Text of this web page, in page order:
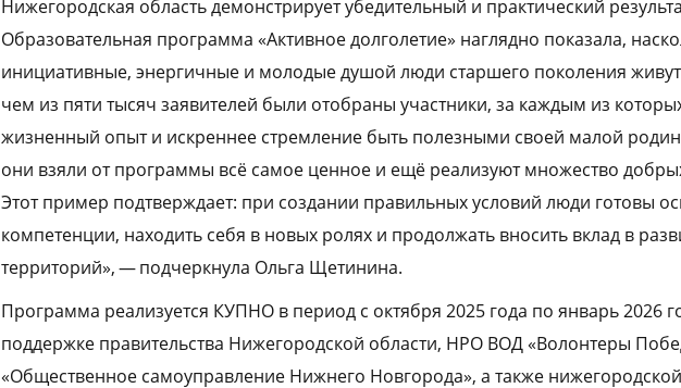
Нижегородская область демонстрирует убедительный и практический
Образовательная программа «Активное долголетие» наглядно показала,
инициативные, энергичные и молодые душой люди старшего поколения
чем из пяти тысяч заявителей были отобраны участники, за каждым из
жизненный опыт и искреннее стремление быть полезными своей малой
они взяли от программы всё самое ценное и ещё реализуют множество
Этот пример подтверждает: при создании правильных условий люди готовы
компетенции, находить себя в новых ролях и продолжать вносить вклад в
территорий», — подчеркнула Ольга Щетинина.
Программа реализуется КУПНО в период с октября 2025 года по январь 2026
поддержке правительства Нижегородской области, НРО ВОД «Волонтеры
«Общественное самоуправление Нижнего Новгорода», а также